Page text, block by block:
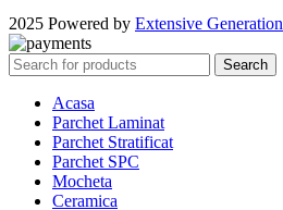
2025 Powered by Extensive Generation
Search
Acasa
Parchet Laminat
Parchet Stratificat
Parchet SPC
Mocheta
Ceramica